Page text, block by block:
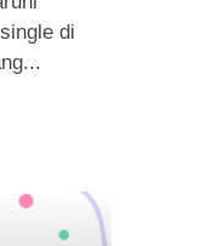
di